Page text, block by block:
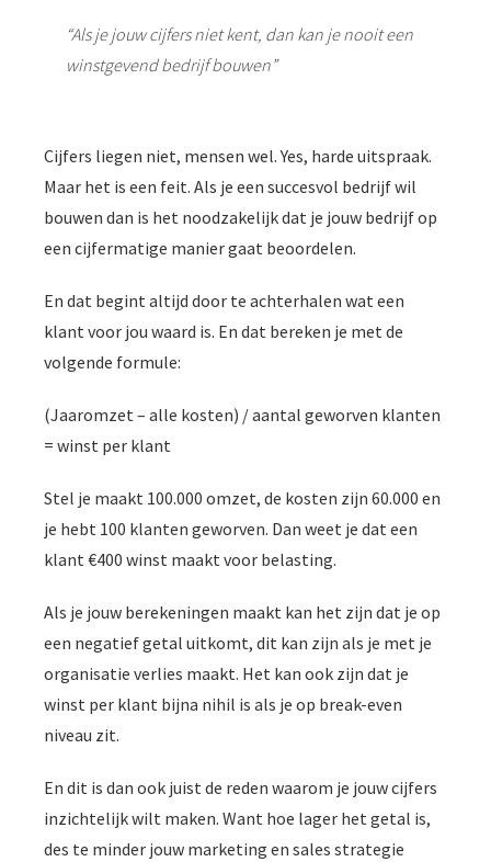
“Als je jouw cijfers niet kent, dan kan je nooit een
winstgevend bedrijf bouwen”
Cijfers liegen niet, mensen wel. Yes, harde uitspraak.
Maar het is een feit. Als je een succesvol bedrijf wil
bouwen dan is het noodzakelijk dat je jouw bedrijf op
een cijfermatige manier gaat beoordelen.
En dat begint altijd door te achterhalen wat een
klant voor jou waard is. En dat bereken je met de
volgende formule:
(Jaaromzet – alle kosten) / aantal geworven klanten
= winst per klant
Stel je maakt 100.000 omzet, de kosten zijn 60.000 en
je hebt 100 klanten geworven. Dan weet je dat een
klant €400 winst maakt voor belasting.
Als je jouw berekeningen maakt kan het zijn dat je op
een negatief getal uitkomt, dit kan zijn als je met je
organisatie verlies maakt. Het kan ook zijn dat je
winst per klant bijna nihil is als je op break-even
niveau zit.
En dit is dan ook juist de reden waarom je jouw cijfers
inzichtelijk wilt maken. Want hoe lager het getal is,
des te minder jouw marketing en sales strategie